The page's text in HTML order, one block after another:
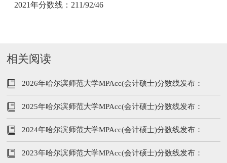
2021年分数线：211/92/46
相关阅读
2026年哈尔滨师范大学MPAcc(会计硕士)分数线发布：
201/102/51
2025年哈尔滨师范大学MPAcc(会计硕士)分数线发布：
198/96/48
2024年哈尔滨师范大学MPAcc(会计硕士)分数线发布：
218/104/52
2023年哈尔滨师范大学MPAcc(会计硕士)分数线发布：